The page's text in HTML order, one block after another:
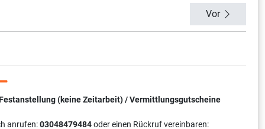
Vor
Festanstellung (keine Zeitarbeit) / Vermittlungsgutscheine
anrufen:03048479484oder einen Rückruf vereinbaren: